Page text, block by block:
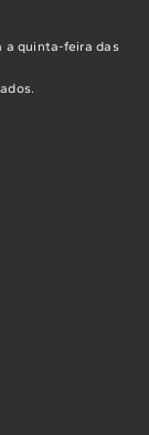
a quinta-feira das